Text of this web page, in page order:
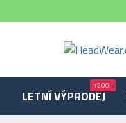
LETNÍ VÝPRODEJ
1200+